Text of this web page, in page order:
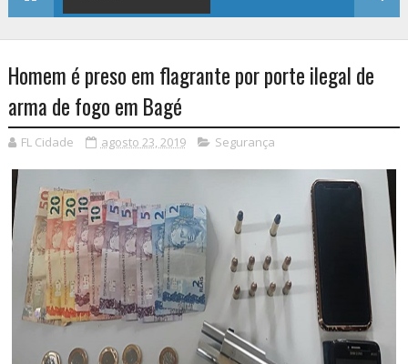
Homem é preso em flagrante por porte ilegal de
arma de fogo em Bagé
FL Cidade agosto 23, 2019 Segurança